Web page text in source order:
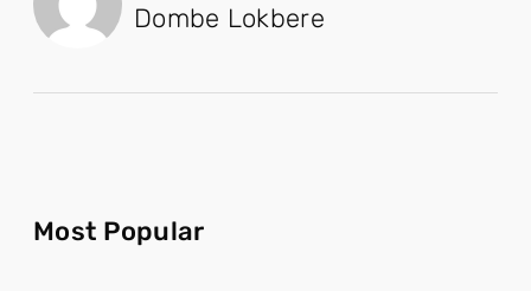
Dombe Lokbere
Most Popular